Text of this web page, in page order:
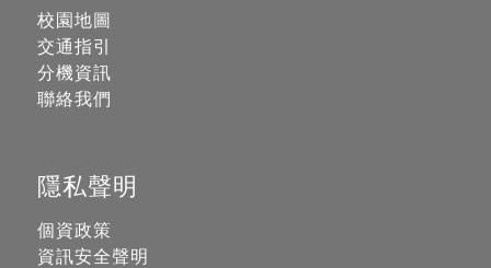
校園地圖
交通指引
分機資訊
聯絡我們
隱私聲明
個資政策
資訊安全聲明